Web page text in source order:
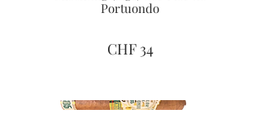
Portuondo
CHF 34